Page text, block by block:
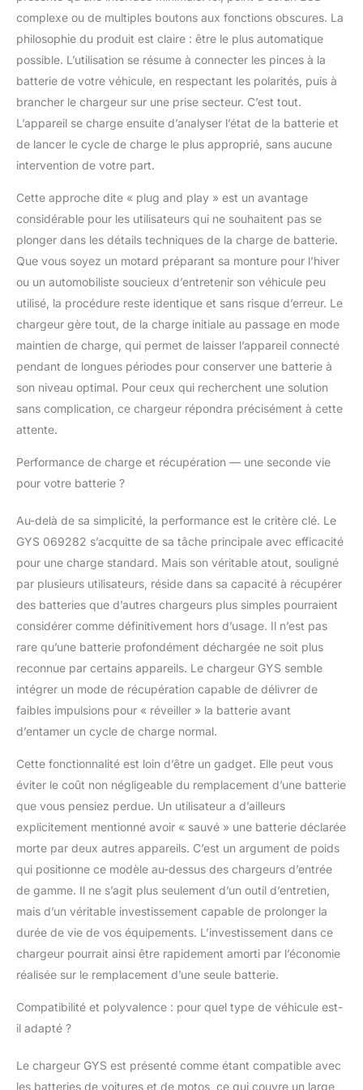
compatible ? Il vous
le numéro
d'identification de votre
véhicule (numéro VIN).
Notre équipe d'experts
verificera la
compatibilité et vous
donnera une réponse
l'ajustement : Veuillez
vérifier que cette pièce
de rechange est
véhicule à l'aide des
données de votre
véhicule et noter toute
restriction/critère
complexe ou de multiples boutons aux fonctions obscures. La
philosophie du produit est claire : être le plus automatique
possible. L’utilisation se résume à connecter les pinces à la
batterie de votre véhicule, en respectant les polarités, puis à
brancher le chargeur sur une prise secteur. C’est tout.
L’appareil se charge ensuite d’analyser l’état de la batterie et
de lancer le cycle de charge le plus approprié, sans aucune
intervention de votre part.
Cette approche dite « plug and play » est un avantage
considérable pour les utilisateurs qui ne souhaitent pas se
plonger dans les détails techniques de la charge de batterie.
Que vous soyez un motard préparant sa monture pour l’hiver
ou un automobiliste soucieux d’entretenir son véhicule peu
utilisé, la procédure reste identique et sans risque d’erreur. Le
chargeur gère tout, de la charge initiale au passage en mode
maintien de charge, qui permet de laisser l’appareil connecté
pendant de longues périodes pour conserver une batterie à
son niveau optimal. Pour ceux qui recherchent une solution
sans complication, ce chargeur répondra précisément à cette
attente.
Performance de charge et récupération — une seconde vie
pour votre batterie ?
Au-delà de sa simplicité, la performance est le critère clé. Le
GYS 069282 s’acquitte de sa tâche principale avec efficacité
pour une charge standard. Mais son véritable atout, souligné
par plusieurs utilisateurs, réside dans sa capacité à récupérer
des batteries que d’autres chargeurs plus simples pourraient
considérer comme définitivement hors d’usage. Il n’est pas
rare qu’une batterie profondément déchargée ne soit plus
reconnue par certains appareils. Le chargeur GYS semble
intégrer un mode de récupération capable de délivrer de
faibles impulsions pour « réveiller » la batterie avant
d’entamer un cycle de charge normal.
Cette fonctionnalité est loin d’être un gadget. Elle peut vous
éviter le coût non négligeable du remplacement d’une batterie
que vous pensiez perdue. Un utilisateur a d’ailleurs
explicitement mentionné avoir « sauvé » une batterie déclarée
morte par deux autres appareils. C’est un argument de poids
qui positionne ce modèle au-dessus des chargeurs d’entrée
de gamme. Il ne s’agit plus seulement d’un outil d’entretien,
mais d’un véritable investissement capable de prolonger la
durée de vie de vos équipements. L’investissement dans ce
chargeur pourrait ainsi être rapidement amorti par l’économie
réalisée sur le remplacement d’une seule batterie.
Compatibilité et polyvalence : pour quel type de véhicule est-
il adapté ?
Le chargeur GYS est présenté comme étant compatible avec
les batteries de voitures et de motos, ce qui couvre un large